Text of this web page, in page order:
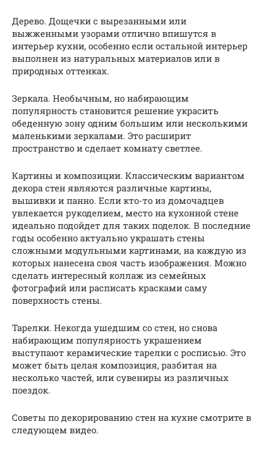
Дерево. Дощечки с вырезанными или
выжженными узорами отлично впишутся в
интерьер кухни, особенно если остальной интерьер
выполнен из натуральных материалов или в
природных оттенках.
Зеркала. Необычным, но набирающим
популярность становится решение украсить
обеденную зону одним большим или несколькими
маленькими зеркалами. Это расширит
пространство и сделает комнату светлее.
Картины и композиции. Классическим вариантом
декора стен являются различные картины,
вышивки и панно. Если кто-то из домочадцев
увлекается рукоделием, место на кухонной стене
идеально подойдет для таких поделок. В последние
годы особенно актуально украшать стены
сложными модульными картинами, на каждую из
которых нанесена своя часть изображения. Можно
сделать интересный коллаж из семейных
фотографий или расписать красками саму
поверхность стены.
Тарелки. Некогда ушедшим со стен, но снова
набирающим популярность украшением
выступают керамические тарелки с росписью. Это
может быть целая композиция, разбитая на
несколько частей, или сувениры из различных
поездок.
Советы по декорированию стен на кухне смотрите в
следующем видео.